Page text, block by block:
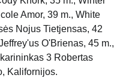
Amor, 39 m., White
Nojus Tietjensas, 42
O'Brienas, 45 m.,
3 Robertas
Kalifornijos.